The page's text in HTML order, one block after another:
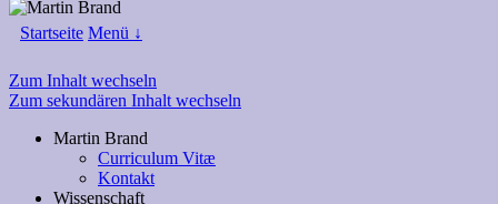
Startseite Menü ↓
Zum Inhalt wechseln
Zum sekundären Inhalt wechseln
Martin Brand
Curriculum Vitæ
Kontakt
Wissenschaft